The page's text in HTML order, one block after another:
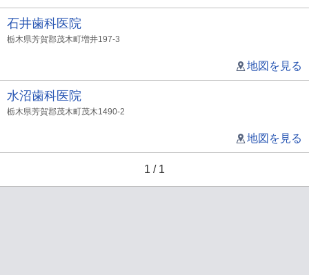
石井歯科医院
栃木県芳賀郡茂木町増井197-3
地図を見る
水沼歯科医院
栃木県芳賀郡茂木町茂木1490-2
地図を見る
1 / 1